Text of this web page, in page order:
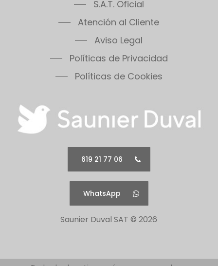
S.A.T. Oficial
Atención al Cliente
Aviso Legal
Políticas de Privacidad
Políticas de Cookies
619 21 77 06
WhatsApp
Saunier Duval SAT ©2026